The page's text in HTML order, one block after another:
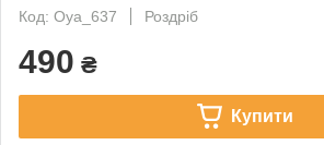
Код: Oya_637
Роздріб
490 ₴
Купити